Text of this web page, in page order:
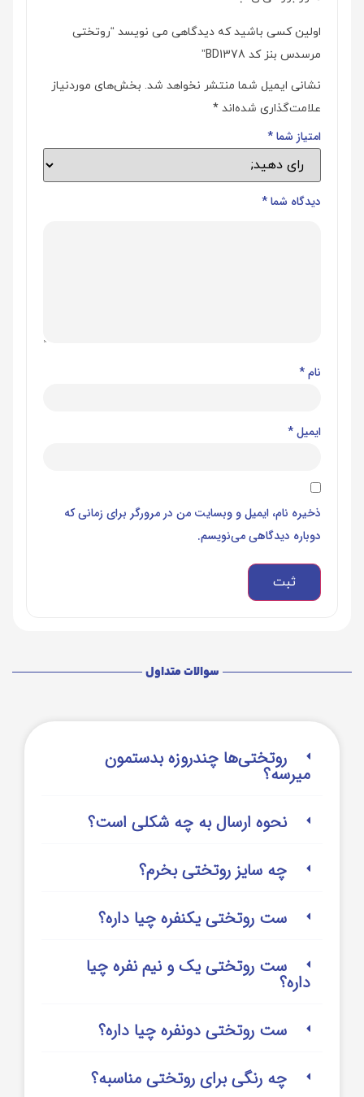
اولین کسی باشید که دیدگاهی می نویسد “روتختی
مرسدس بنز کد BD1378”
نشانی ایمیل شما منتشر نخواهد شد. بخش‌های موردنیاز
علامت‌گذاری شده‌اند *
امتیاز شما*
دیدگاه شما*
نام*
ایمیل*
ذخیره نام، ایمیل و وبسایت من در مرورگر برای زمانی که
دوباره دیدگاهی می‌نویسم.
سوالات متداول
روتختی‌‌ها چندروزه بدستمون
میرسه؟
نحوه ارسال به چه شکلی است؟
چه سایز روتختی بخرم؟
ست روتختی یکنفره چیا داره؟
ست روتختی یک و نیم نفره چیا
داره؟
ست روتختی دونفره چیا داره؟
چه رنگی برای روتختی مناسبه؟